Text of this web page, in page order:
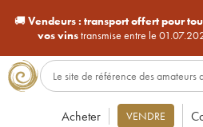
🚚Vendeurs : transport offert pour
vos vinstransmise entre le
Acheter VENDRE